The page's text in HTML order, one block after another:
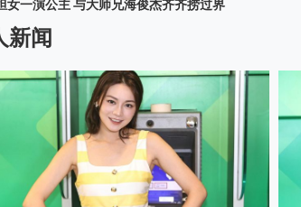
女一演公主 与大师兄海俊杰齐齐捞过界
新闻